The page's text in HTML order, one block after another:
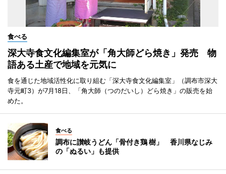
食べる
深大寺食文化編集室が「角大師どら焼き」発売 物
語ある土産で地域を元気に
食を通じた地域活性化に取り組む「深大寺食文化編集室」（調布市深大
寺元町3）が7月18日、「角大師（つのだいし）どら焼き」の販売を始
めた。
食べる
調布に讃岐うどん「骨付き鶏 樹」 香川県なじみ
の「ぬるい」も提供